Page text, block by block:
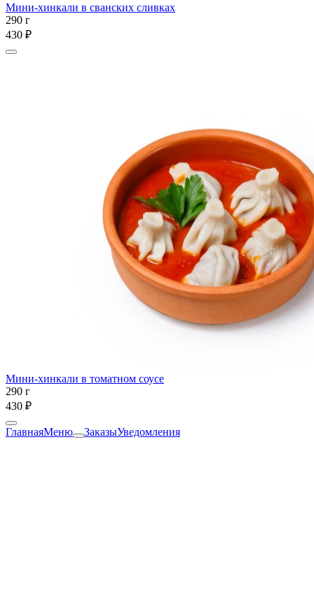
Мини-хинкали в сванских сливках
290 г
430 ₽
Мини-хинкали в томатном соусе
290 г
430 ₽
ГлавнаяМеню ЗаказыУведомления